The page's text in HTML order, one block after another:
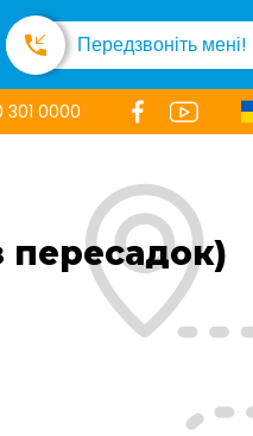
Передзвоніть мені!
301 0000
пересадок)